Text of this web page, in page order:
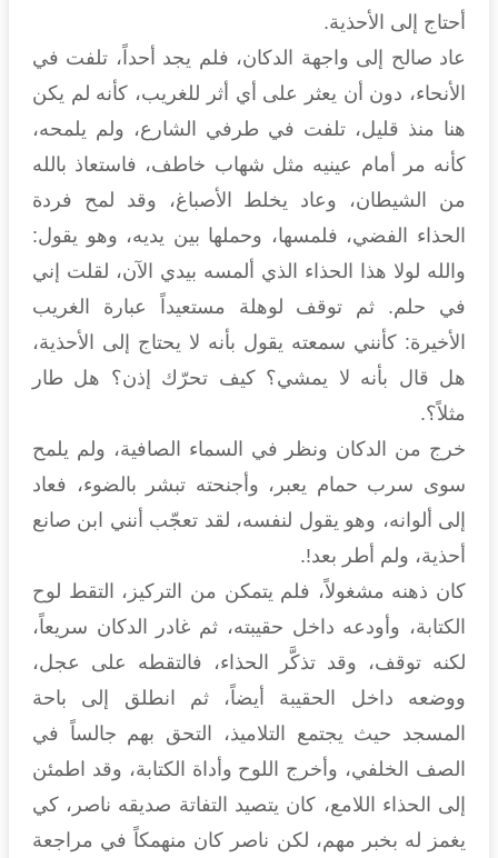
أحتاج إلى الأحذية.
عاد صالح إلى واجهة الدكان، فلم يجد أحداً، تلفت في
الأنحاء، دون أن يعثر على أي أثر للغريب، كأنه لم يكن
هنا منذ قليل، تلفت في طرفي الشارع، ولم يلمحه،
كأنه مر أمام عينيه مثل شهاب خاطف، فاستعاذ بالله
من الشيطان، وعاد يخلط الأصباغ، وقد لمح فردة
الحذاء الفضي، فلمسها، وحملها بين يديه، وهو يقول:
والله لولا هذا الحذاء الذي ألمسه بيدي الآن، لقلت إني
في حلم. ثم توقف لوهلة مستعيداً عبارة الغريب
الأخيرة: كأنني سمعته يقول بأنه لا يحتاج إلى الأحذية،
هل قال بأنه لا يمشي؟ كيف تحرّك إذن؟ هل طار
مثلاً؟.
خرج من الدكان ونظر في السماء الصافية، ولم يلمح
سوى سرب حمام يعبر، وأجنحته تبشر بالضوء، فعاد
إلى ألوانه، وهو يقول لنفسه، لقد تعجّب أنني ابن صانع
أحذية، ولم أطر بعد!.
كان ذهنه مشغولاً، فلم يتمكن من التركيز، التقط لوح
الكتابة، وأودعه داخل حقيبته، ثم غادر الدكان سريعاً،
لكنه توقف، وقد تذكَّر الحذاء، فالتقطه على عجل،
ووضعه داخل الحقيبة أيضاً، ثم انطلق إلى باحة
المسجد حيث يجتمع التلاميذ، التحق بهم جالساً في
الصف الخلفي، وأخرج اللوح وأداة الكتابة، وقد اطمئن
إلى الحذاء اللامع، كان يتصيد التفاتة صديقه ناصر، كي
يغمز له بخبر مهم، لكن ناصر كان منهمكاً في مراجعة